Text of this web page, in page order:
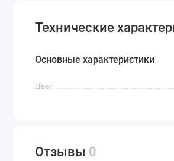
Технические
Основные характеристики
Цвет
Отзывы 0